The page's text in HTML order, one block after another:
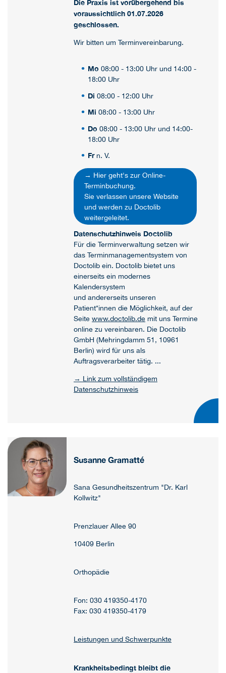
Die Praxis ist vorübergehend bis
voraussichtlich 01.07.2026
geschlossen.
Wir bitten um Terminvereinbarung.
Mo 08:00 - 13:00 Uhr und 14:00 -
18:00 Uhr
Di 08:00 - 12:00 Uhr
Mi 08:00 - 13:00 Uhr
Do 08:00 - 13:00 Uhr und 14:00-
18:00 Uhr
Frn. V.
→ Hier geht's zur Online-
Terminbuchung.
Sie verlassen unsere Website
und werden zu Doctolib
weitergeleitet.
Datenschutzhinweis Doctolib
Für die Terminverwaltung setzen wir
das Terminmanagementsystem von
Doctolib ein. Doctolib bietet uns
einerseits ein modernes
Kalendersystem
und andererseits unseren
Patient*innen die Möglichkeit, auf der
Seitewww.doctolib.de mit uns Termine
online zu vereinbaren. Die Doctolib
GmbH (Mehringdamm 51, 10961
Berlin) wird für uns als
Auftragsverarbeiter tätig. ...
→ Link zum vollständigem
Datenschutzhinweis
Susanne Gramatté
Sana Gesundheitszentrum "Dr. Karl
Kollwitz"
Prenzlauer Allee 90
10409 Berlin
Orthopädie
Fon: 030 419350-4170
Fax: 030 419350-4179
Leistungen und Schwerpunkte
Krankheitsbedingt bleibt die